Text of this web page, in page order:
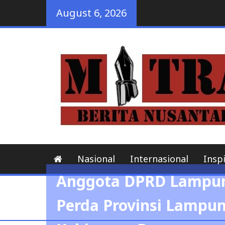
August 6, 2026
Nasional Internasional
Anggota DPRD
Perda Provinsi